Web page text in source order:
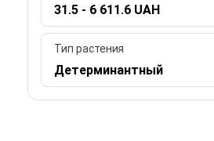
31.5 - 6 611.6 UAH
Тип растения
Детерминантный